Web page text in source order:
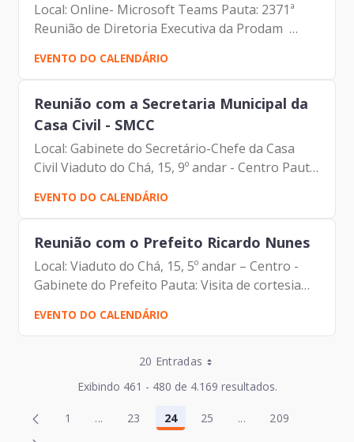
Local: Online- Microsoft Teams Pauta: 2371ª
Reunião de Diretoria Executiva da Prodam
Participantes: - Francisco Forbes – Presidente |
Prodam-SP - André Tomiatto - Assessor da
Presidência |...
EVENTO DO CALENDÁRIO
Reunião com a Secretaria Municipal da
Casa Civil - SMCC
Local: Gabinete do Secretário-Chefe da Casa
Civil Viaduto do Chá, 15, 9º andar - Centro Pauta:
Reunião de alinhamento Participantes: -
Francisco Forbes – Presidente | Prodam-SP -
Enrico Misasi -...
EVENTO DO CALENDÁRIO
Reunião com o Prefeito Ricardo Nunes
Local: Viaduto do Chá, 15, 5º andar – Centro -
Gabinete do Prefeito Pauta: Visita de cortesia
Participantes: Ex-Ministro de Minas e Energia –
Adolfo Sachsida e CEO Mundial da Enline
EVENTO DO CALENDÁRIO
20 Entradas
Entradas por Página
Entradas por Página
Entradas por Página
Exibindo 461 - 480 de 4.169 resultados.
Página
1 ...Páginas intermediárias Usar ABA para
Página Página
23 Página
24 Página
25 ...Páginas
Página
26
Página
209